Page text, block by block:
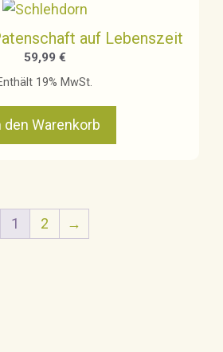
auf Lebenszeit
59,99 €
19% MwSt.
den Warenkorb
1 2 →